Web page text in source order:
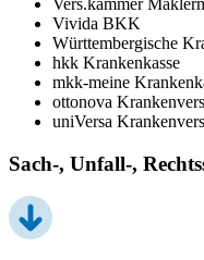
Vers.kammer
Vivida BKK
Württembergische
hkk Krankenkasse
mkk-meine
ottonova
uniVersa
Sach-, Unfall-,